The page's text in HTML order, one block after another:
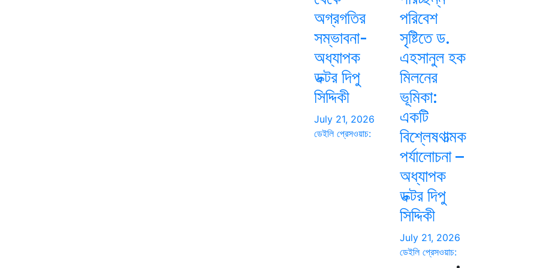
অগ্রগতির
সম্ভাবনা-
অধ্যাপক
ডক্টর দিপু
সিদ্দিকী
July 21, 2026
ডেইলি প্রেসওয়াচ:
পরিবেশ
সৃষ্টিতে ড.
এহসানুল হক
মিলনের
ভূমিকা:
একটি
বিশ্লেষণাত্মক
পর্যালোচনা –
অধ্যাপক
ডক্টর দিপু
সিদ্দিকী
July 21, 2026
ডেইলি প্রেসওয়াচ: